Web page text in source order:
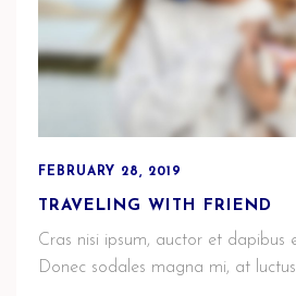
FEBRUARY 28, 2019
TRAVELING WITH FRIEND
Cras nisi ipsum, auctor et dapibus
Donec sodales magna mi, at